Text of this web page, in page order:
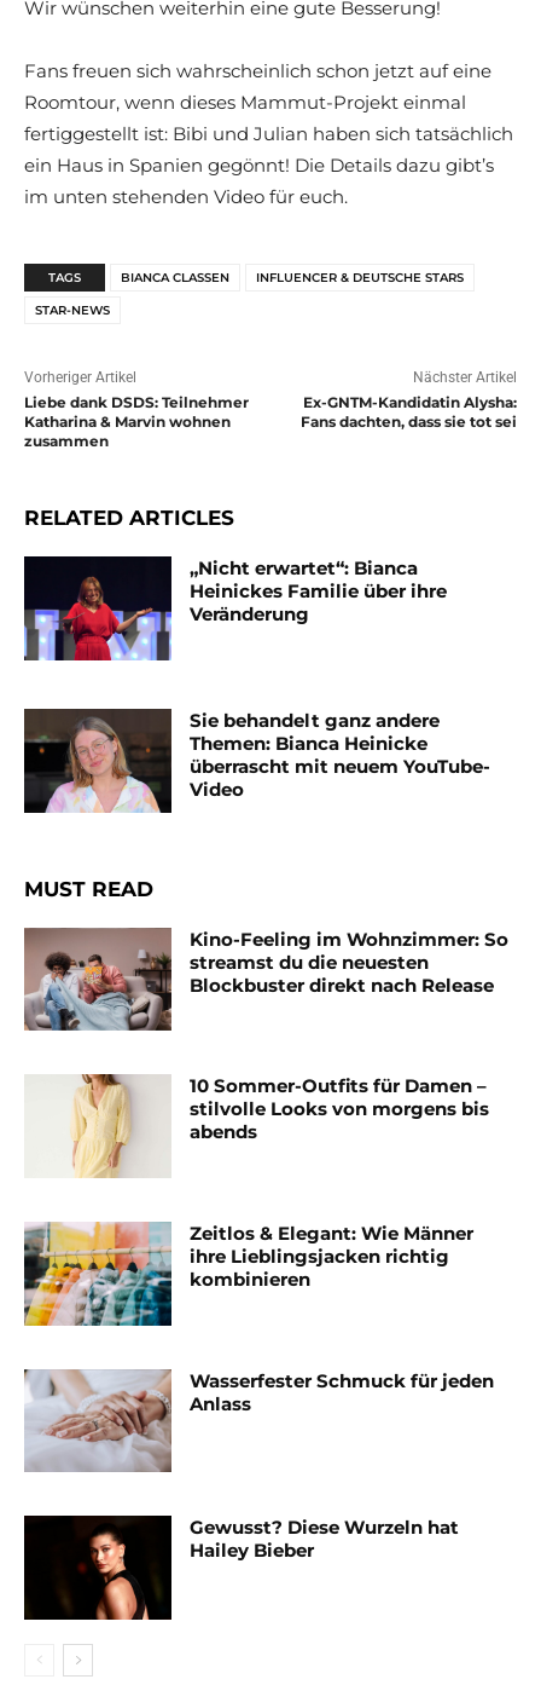
Wir wünschen weiterhin eine gute Besserung!
Fans freuen sich wahrscheinlich schon jetzt auf eine
Roomtour, wenn dieses Mammut-Projekt einmal
fertiggestellt ist: Bibi und Julian haben sich tatsächlich
ein Haus in Spanien gegönnt! Die Details dazu gibt’s
im unten stehenden Video für euch.
TAGS BIANCA CLASSEN INFLUENCER & DEUTSCHE STARS
STAR-NEWS
Vorheriger Artikel
Liebe dank DSDS: Teilnehmer
Katharina & Marvin wohnen
zusammen
Nächster Artikel
Ex-GNTM-Kandidatin Alysha:
Fans dachten, dass sie tot sei
RELATED ARTICLES
„Nicht erwartet“: Bianca
Heinickes Familie über ihre
Veränderung
Sie behandelt ganz andere
Themen: Bianca Heinicke
überrascht mit neuem YouTube-
Video
MUST READ
Kino-Feeling im Wohnzimmer: So
streamst du die neuesten
Blockbuster direkt nach Release
10 Sommer-Outfits für Damen –
stilvolle Looks von morgens bis
abends
Zeitlos & Elegant: Wie Männer
ihre Lieblingsjacken richtig
kombinieren
Wasserfester Schmuck für jeden
Anlass
Gewusst? Diese Wurzeln hat
Hailey Bieber